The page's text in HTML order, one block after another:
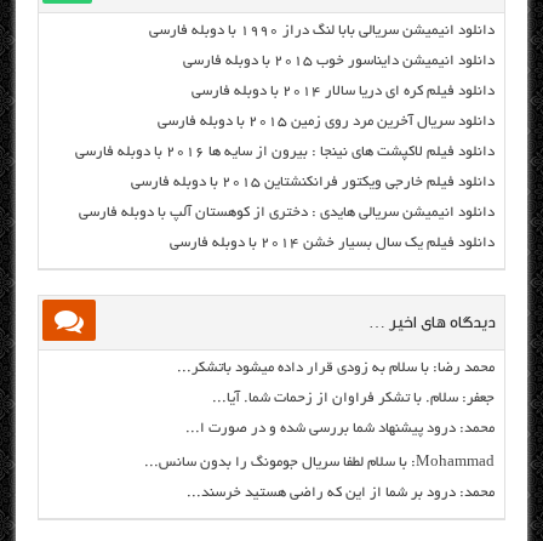
دانلود انیمیشن سریالی بابا لنگ دراز ۱۹۹۰ با دوبله فارسی
دانلود انیمیشن دایناسور خوب ۲۰۱۵ با دوبله فارسی
دانلود فیلم کره ای دریا سالار ۲۰۱۴ با دوبله فارسی
دانلود سریال آخرین مرد روی زمین ۲۰۱۵ با دوبله فارسی
دانلود فیلم لاکپشت های نینجا : بیرون از سایه ها ۲۰۱۶ با دوبله فارسی
دانلود فیلم خارجی ویکتور فرانکنشتاین ۲۰۱۵ با دوبله فارسی
دانلود انیمیشن سریالی هایدی : دختری از کوهستان آلپ با دوبله فارسی
دانلود فیلم یک سال بسیار خشن ۲۰۱۴ با دوبله فارسی
دیدگاه های اخیر …
محمد رضا: با سلام به زودی قرار داده میشود باتشکر...
جعفر: سلام. با تشکر فراوان از زحمات شما. آیا...
محمد: درود پیشنهاد شما بررسی شده و در صورت ا...
Mohammad: با سلام لطفا سریال جومونگ را بدون سانس...
محمد: درود بر شما از این که راضی هستید خرسند...